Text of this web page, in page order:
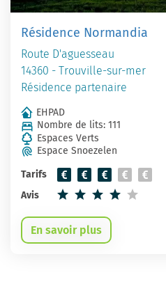
Résidence Normandia
Route D'aguesseau
14360 - Trouville-sur-mer
Résidence partenaire
EHPAD
Nombre de lits: 111
Espaces Verts
Espace Snoezelen
Tarifs
Avis
En savoir plus